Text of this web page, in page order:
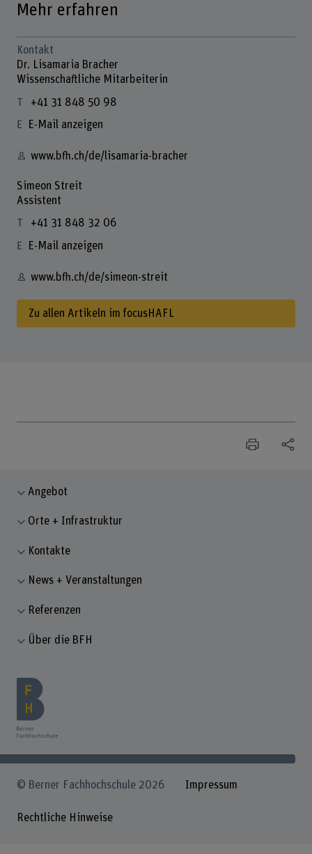
Mehr erfahren
Kontakt
Dr. Lisamaria Bracher
Wissenschaftliche Mitarbeiterin
+41 31 848 50 98
E-Mail anzeigen
www.bfh.ch/de/lisamaria-bracher
Simeon Streit
Assistent
+41 31 848 32 06
E-Mail anzeigen
www.bfh.ch/de/simeon-streit
Zu allen Artikeln im focusHAFL
Angebot
Orte + Infrastruktur
Kontakte
News + Veranstaltungen
Referenzen
Über die BFH
© Berner Fachhochschule 2026 Impressum
Rechtliche Hinweise